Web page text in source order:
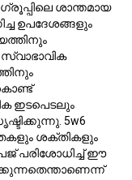
ചെയ്യുകയും
വിലയിരുത്തുകയും
洞
അവരുടെ അറിവ്
ആസ്വദിക്കുന്നു.
കൊണ്ടും
വ്യക്തിത്വ
പോകാൻ